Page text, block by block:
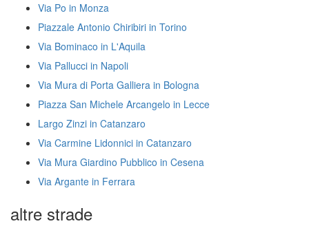
Via Po in Monza
Piazzale Antonio Chiribiri in Torino
Via Bominaco in L'Aquila
Via Pallucci in Napoli
Via Mura di Porta Galliera in Bologna
Piazza San Michele Arcangelo in Lecce
Largo Zinzi in Catanzaro
Via Carmine Lidonnici in Catanzaro
Via Mura Giardino Pubblico in Cesena
Via Argante in Ferrara
altre strade